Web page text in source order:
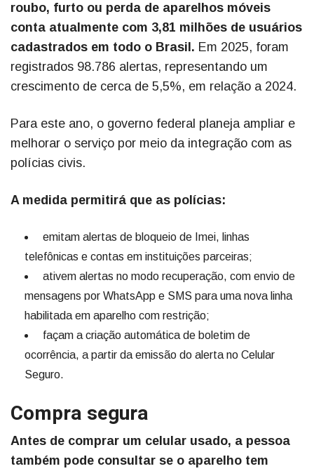
roubo, furto ou perda de aparelhos móveis
conta atualmente com 3,81 milhões de usuários
cadastrados em todo o Brasil. Em 2025, foram
registrados 98.786 alertas, representando um
crescimento de cerca de 5,5%, em relação a 2024.
Para este ano, o governo federal planeja ampliar e
melhorar o serviço por meio da integração com as
polícias civis.
A medida permitirá que as polícias:
emitam alertas de bloqueio de Imei, linhas
telefônicas e contas em instituições parceiras;
ativem alertas no modo recuperação, com envio de
mensagens por WhatsApp e SMS para uma nova linha
habilitada em aparelho com restrição;
façam a criação automática de boletim de
ocorrência, a partir da emissão do alerta no Celular
Seguro.
Compra segura
Antes de comprar um celular usado, a pessoa
também pode consultar se o aparelho tem